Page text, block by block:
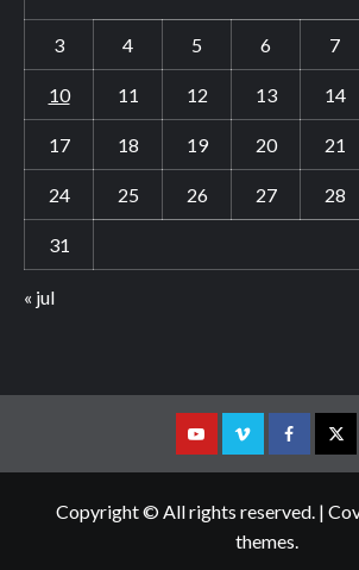
3 4 5 6 7
10 11 12 13 14
17 18 19 20 21
24 25 26 27 28
31
« jul
YoutubeVimeoFacebook
Copyright © All rights reserved. |
themes.